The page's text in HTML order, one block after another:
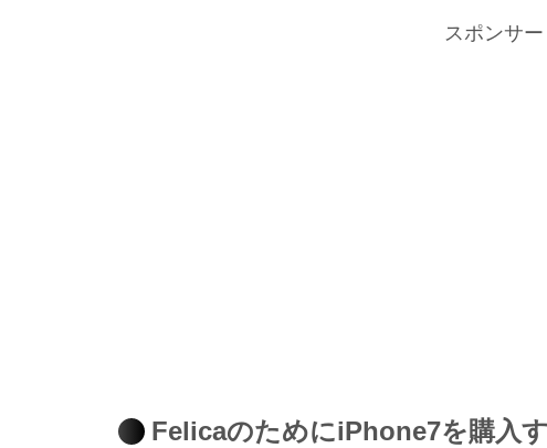
スポンサー
FelicaのためにiPhone7を購入